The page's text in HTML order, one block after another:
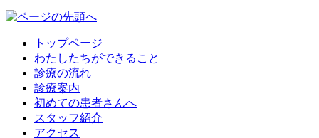
トップページ
わたしたちができること
診療の流れ
診療案内
初めての患者さんへ
スタッフ紹介
アクセス